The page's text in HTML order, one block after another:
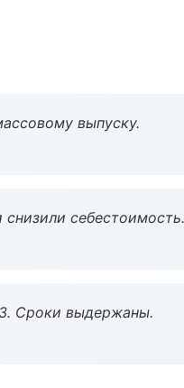
выпуску.
себестоимость.
Сроки выдержаны.